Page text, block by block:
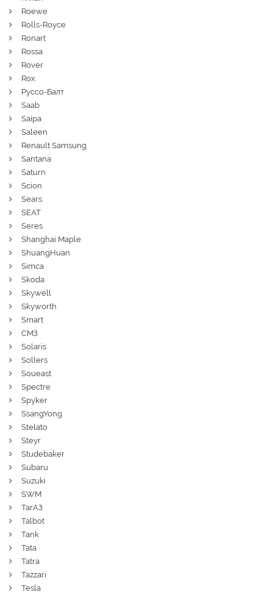
Roewe
Rolls-Royce
Ronart
Rossa
Rover
Rox
Руссо-Балт
Saab
Saipa
Saleen
Renault Samsung
Santana
Saturn
Scion
Sears
SEAT
Seres
Shanghai Maple
ShuangHuan
Simca
Skoda
Skywell
Skyworth
Smart
СМЗ
Solaris
Sollers
Soueast
Spectre
Spyker
SsangYong
Stelato
Steyr
Studebaker
Subaru
Suzuki
SWM
ТагАЗ
Talbot
Tank
Tata
Tatra
Tazzari
Tesla